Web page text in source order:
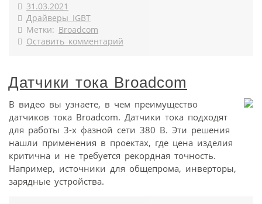
31.03.2021
Драйверы IGBT
Метки: Broadcom
Оставить комментарий
Датчики тока Broadcom
В видео вы узнаете, в чем преимущество
датчиков тока Broadcom. Датчики тока подходят
для работы 3-х фазной сети 380 В. Эти решения
нашли применения в проектах, где цена изделия
критична и не требуется рекордная точность.
Например, источники для общепрома, инверторы,
зарядные устройства.